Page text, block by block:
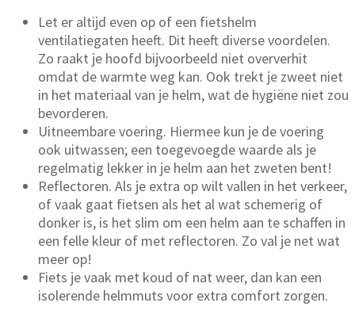
Let er altijd even op of een fietshelm
ventilatiegaten heeft. Dit heeft diverse voordelen.
Zo raakt je hoofd bijvoorbeeld niet oververhit
omdat de warmte weg kan. Ook trekt je zweet niet
in het materiaal van je helm, wat de hygiëne niet zou
bevorderen.
Uitneembare voering. Hiermee kun je de voering
ook uitwassen; een toegevoegde waarde als je
regelmatig lekker in je helm aan het zweten bent!
Reflectoren. Als je extra op wilt vallen in het verkeer,
of vaak gaat fietsen als het al wat schemerig of
donker is, is het slim om een helm aan te schaffen in
een felle kleur of met reflectoren. Zo val je net wat
meer op!
Fiets je vaak met koud of nat weer, dan kan een
isolerende helmmuts voor extra comfort zorgen.